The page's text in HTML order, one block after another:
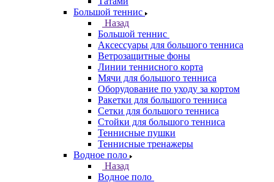
Большой теннис
Назад
Большой теннис
Аксессуары для большого тенниса
Ветрозащитные фоны
Линии теннисного корта
Мячи для большого тенниса
Оборудование по уходу за кортом
Ракетки для большого тенниса
Сетки для большого тенниса
Стойки для большого тенниса
Теннисные пушки
Теннисные тренажеры
Водное поло
Назад
Водное поло